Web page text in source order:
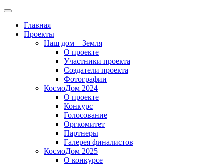
Главная
Проекты
Наш дом – Земля
О проекте
Участники проекта
Создатели проекта
Фотографии
КосмоДом 2024
О проекте
Конкурс
Голосование
Оргкомитет
Партнеры
Галерея финалистов
КосмоДом 2025
О конкурсе